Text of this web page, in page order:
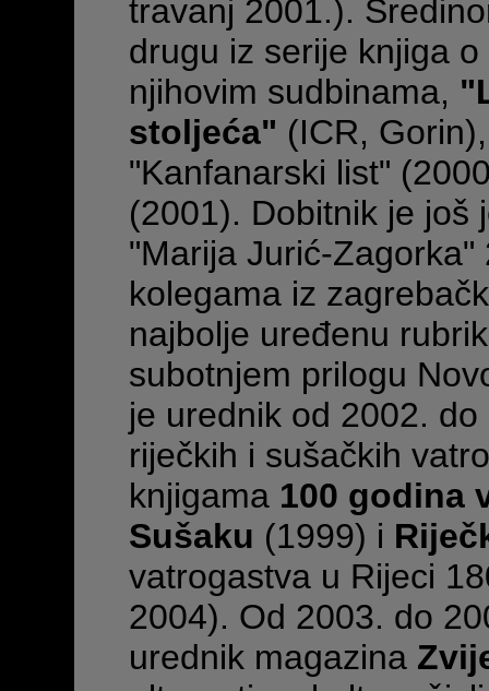
travanj 2001.).
drugu iz serije knjiga
njihovim sudbinama,
stoljeća" (ICR,
"Kanfanarski list"
(2001). Dobitnik je još
"Marija Jurić-
kolegama iz
najbolje uređenu
subotnjem prilogu
je urednik od 2002.
riječkih i sušačkih
knjigama 100 godina
Sušaku (1999) i
vatrogastva u Rijeci
2004). Od 2003. do
urednik magazina